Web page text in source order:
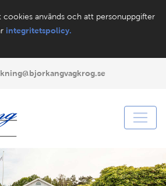
cookies används och att personuppgifter
integritetspolicy.